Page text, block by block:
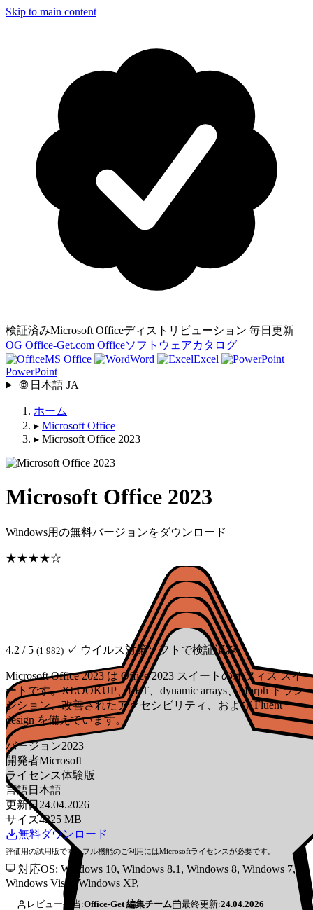
Skip to main content
検証済みMicrosoft Officeディストリビューション 毎日更新
OG Office-Get.com Officeソフトウェアカタログ
MS Office
Word
Excel
PowerPoint
🌐 日本語 JA
ホーム
▸ Microsoft Office
▸ Microsoft Office 2023
Microsoft Office 2023
Windows用の無料バージョンをダウンロード
★★★★☆
4.2 / 5 (1 982) ✓ ウイルス対策ソフトで検証済み
Microsoft Office 2023 は Office 2023 スイートのオフィス スイ
ートです。XLOOKUP、LET、dynamic arrays、Morph トラン
ジション、改善されたアクセシビリティ、および Fluent
design を備えています。
バージョン2023
開発者Microsoft
ライセンス体験版
言語日本語
更新日 24.04.2026
サイズ4225 MB
無料ダウンロード
評価用の試用版です。フル機能のご利用にはMicrosoftライセンスが必要です。
対応OS: Windows 10, Windows 8.1, Windows 8, Windows 7,
Windows Vista, Windows XP,
レビュー担当:Office-Get 編集チーム 最終更新:24.04.2026